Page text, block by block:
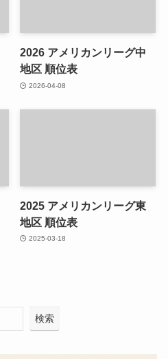
2026 アメリカンリーグ中
地区 順位表
2026-04-08
2025 アメリカンリーグ東
地区 順位表
2025-03-18
検索